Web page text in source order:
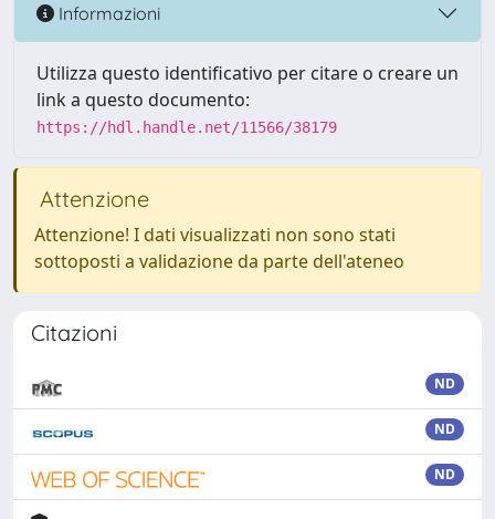
Informazioni
Utilizza questo identificativo per citare o creare un
link a questo documento:
https://hdl.handle.net/11566/38179
Attenzione
Attenzione! I dati visualizzati non sono stati
sottoposti a validazione da parte dell'ateneo
Citazioni
ND
ND
ND